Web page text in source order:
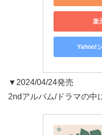
楽
Yahoo!
▼2024/04/24発売
2ndアルバム/ドラマの中